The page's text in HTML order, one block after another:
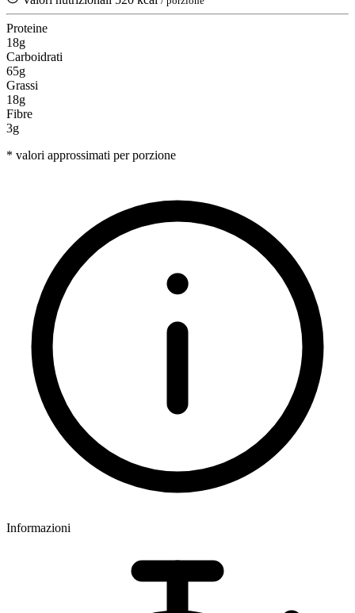
Proteine
18g
Carboidrati
65g
Grassi
18g
Fibre
3g
* valori approssimati per porzione
Informazioni